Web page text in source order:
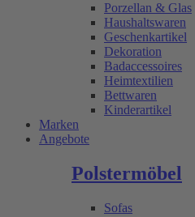
Porzellan & Glas
Haushaltswaren
Geschenkartikel
Dekoration
Badaccessoires
Heimtextilien
Bettwaren
Kinderartikel
Marken
Angebote
Polstermöbel
Sofas